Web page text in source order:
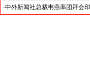
东帝汶民主共和国驻华大使罗瑞
·中外新闻社总裁韦燕率团拜会